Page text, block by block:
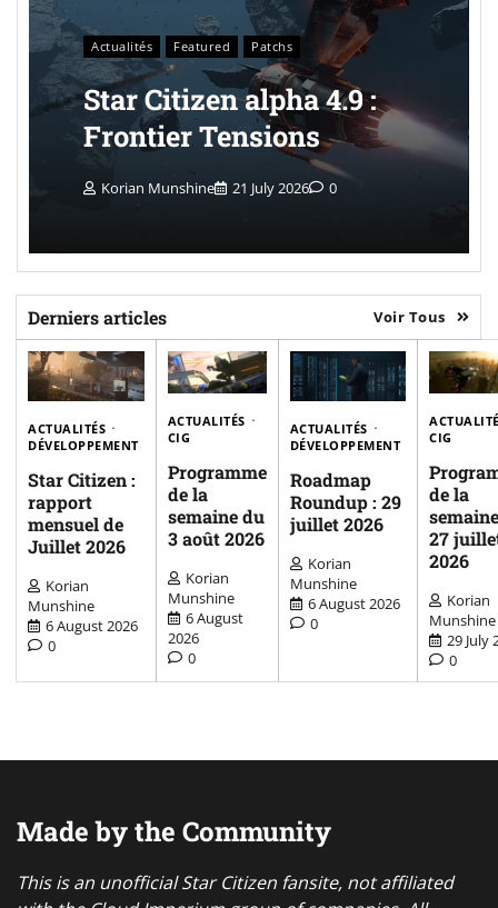
Actualités Featured Patchs
Star Citizen alpha 4.9 :
Frontier Tensions
Korian Munshine 21 July 2026 0
Derniers articles Voir Tous
ACTUALITÉS
DÉVELOPPEMENT
Star Citizen :
rapport
mensuel de
Juillet 2026
Korian
Munshine
6 August 2026
0
ACTUALITÉS
CIG
Programme
de la
semaine du
3 août 2026
Korian
Munshine
6 August
2026
0
ACTUALITÉS
DÉVELOPPEMENT
Roadmap
Roundup : 29
juillet 2026
Korian
Munshine
6 August 2026
0
CIG
de la
27
2026
Korian
Munshine
29 July
0
Made by the Community
This is an unofficial Star Citizen fansite, not affiliated